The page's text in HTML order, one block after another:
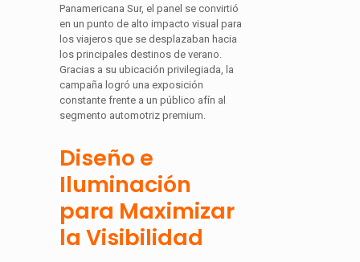
Panamericana Sur, el panel se convirtió
en un punto de alto impacto visual para
los viajeros que se desplazaban hacia
los principales destinos de verano.
Gracias a su ubicación privilegiada, la
campaña logró una exposición
constante frente a un público afín al
segmento automotriz premium.
Diseño e
Iluminación
para Maximizar
la Visibilidad